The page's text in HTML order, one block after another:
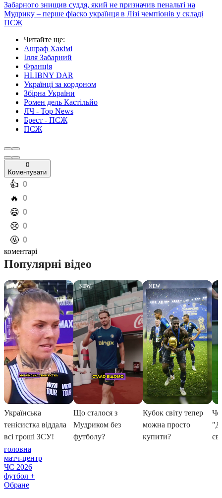
Забарного знищив суддя, який не призначив пенальті на
Мудрику – перше фіаско українця в Лізі чемпіонів у складі
ПСЖ
Читайте ще:
Ашраф Хакімі
Ілля Забарний
Франція
HLIBNY DAR
Українці за кордоном
Збірна України
Ромен дель Кастільйо
ЛЧ - Top News
Брест - ПСЖ
ПСЖ
0
Коментувати
️👍 0
️🔥 0
️😄 0
️😢 0
️🤬 0
коментарі
головна
матч-центр
ЧС 2026
футбол +
Обране